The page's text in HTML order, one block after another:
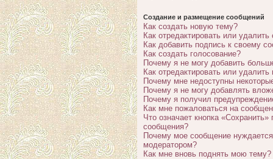
Создание и размещение сообщений
Как создать новую тему?
Как отредактировать или
Как добавить подпись к своему
Как создать голосование?
Почему я не могу добавить
Как отредактировать или удалить
Почему мне недоступны
Почему я не могу добавлять
Почему я получил
Как мне пожаловаться на
Что означает кнопка «Сохранить»
сообщения?
Почему мое сообщение
модератором?
Как мне вновь поднять мою тему?